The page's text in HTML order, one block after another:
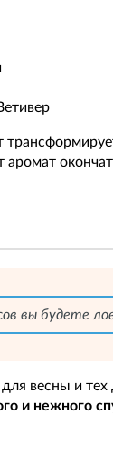
аромат
вы будете
весны и тех
и нежного